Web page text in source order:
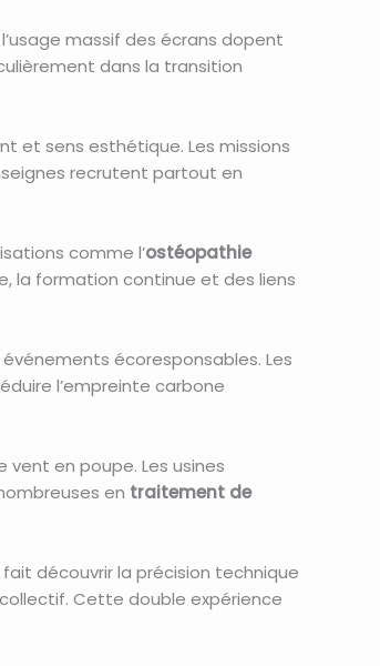
massif des écrans dopent
dans la transition
et sens esthétique. Les missions
recrutent partout en
comme l’ostéopathie
la formation continue et des liens
écoresponsables. Les
l’empreinte carbone
en poupe. Les usines
en traitement de
découvrir la précision technique
Cette double expérience